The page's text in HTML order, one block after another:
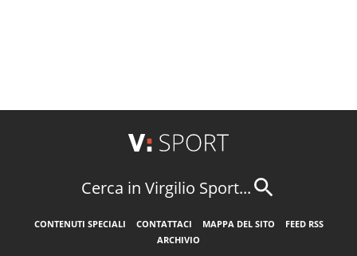
Cerca in Virgilio Sport...
CONTENUTI SPECIALI CONTATTACI MAPPA DEL SITO
FEED RSS
ARCHIVIO